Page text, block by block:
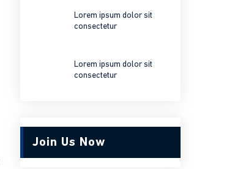
Lorem ipsum dolor sit
consectetur
Lorem ipsum dolor sit
consectetur
Join Us Now